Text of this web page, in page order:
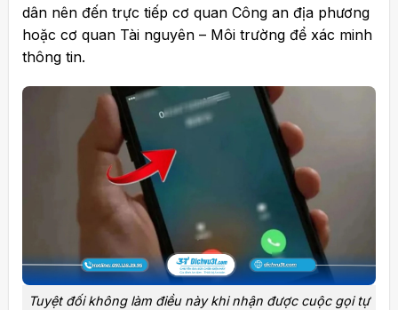
dân nên đến trực tiếp cơ quan Công an địa phương
hoặc cơ quan Tài nguyên – Môi trường để xác minh
thông tin.
Tuyệt đối không làm điều này khi nhận được cuộc gọi tự